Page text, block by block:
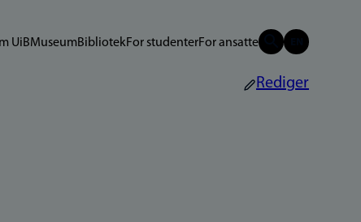
UiBMuseumBibliotekFor studenterFor ansatte
Rediger